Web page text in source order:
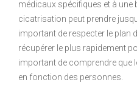
médicaux spécifiques et à une
cicatrisation peut prendre
important de respecter le plan
récupérer le plus rapidement
important de comprendre que
en fonction des personnes.